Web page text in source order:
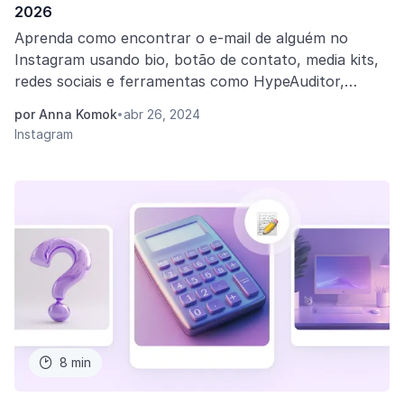
2026
Aprenda como encontrar o e-mail de alguém no
Instagram usando bio, botão de contato, media kits,
redes sociais e ferramentas como HypeAuditor,
por Anna Komok•abr 26, 2024
Instagram
 8 min